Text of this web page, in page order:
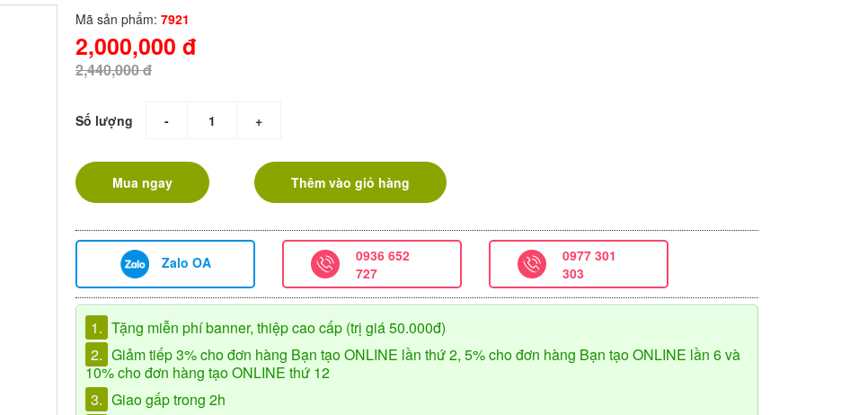
Mã sản phẩm: 7921
2,000,000 đ
2,440,000 đ
Số lượng - +
Mua ngay Thêm vào giỏ hàng
Zalo OA
0936 652
727
0977 301
303
1. Tặng miễn phí banner, thiệp cao cấp (trị giá 50.000đ)
2. Giảm tiếp 3% cho đơn hàng Bạn tạo ONLINE lần thứ 2, 5% cho đơn hàng Bạn tạo ONLINE lần 6 và
10% cho đơn hàng tạo ONLINE thứ 12
3. Giao gấp trong 2h